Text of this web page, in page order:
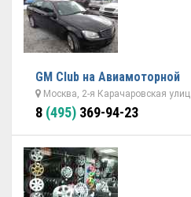
GM Club на Авиамоторной
Москва, 2-я Карачаровская
8 (495) 369-94-23